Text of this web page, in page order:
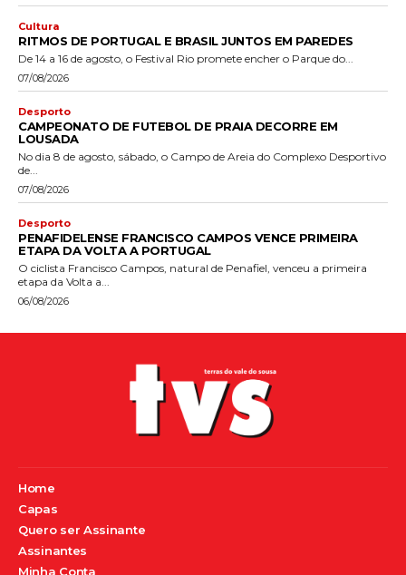
Cultura
RITMOS DE PORTUGAL E BRASIL JUNTOS EM PAREDES
De 14 a 16 de agosto, o Festival Rio promete encher o Parque do...
07/08/2026
Desporto
CAMPEONATO DE FUTEBOL DE PRAIA DECORRE EM
LOUSADA
No dia 8 de agosto, sábado, o Campo de Areia do Complexo Desportivo
de...
07/08/2026
Desporto
PENAFIDELENSE FRANCISCO CAMPOS VENCE PRIMEIRA
ETAPA DA VOLTA A PORTUGAL
O ciclista Francisco Campos, natural de Penafiel, venceu a primeira
etapa da Volta a...
06/08/2026
Home
Capas
Quero ser Assinante
Assinantes
Minha Conta